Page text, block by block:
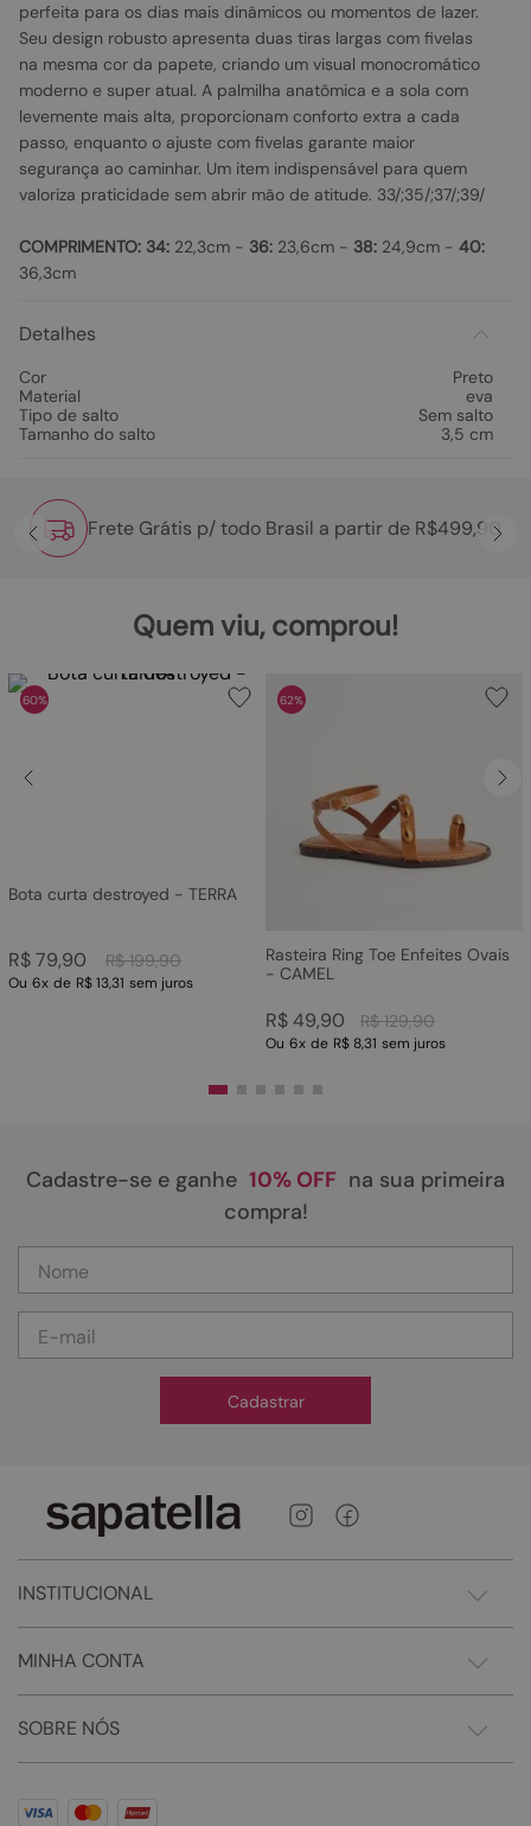
perfeita para os dias mais dinâmicos ou momentos de lazer.
Seu design robusto apresenta duas tiras largas com fivelas
na mesma cor da papete, criando um visual monocromático
moderno e super atual. A palmilha anatômica e a sola com
levemente mais alta, proporcionam conforto extra a cada
passo, enquanto o ajuste com fivelas garante maior
segurança ao caminhar. Um item indispensável para quem
valoriza praticidade sem abrir mão de atitude. 33/;35/;37/;39/
COMPRIMENTO: 34: 22,3cm - 36: 23,6cm - 38: 24,9cm - 40:
36,3cm
Detalhes
Cor
Preto
Material
eva
Tipo de salto
Sem salto
Tamanho do salto
3,5 cm
Frete Grátis p/ todo Brasil a partir de R$499,90
Quem viu, comprou!
60%
Bota curta destroyed - TERRA
R$ 199,90
R$79,90
Ou 6x de R$ 13,31 sem juros
62%
Rasteira Ring Toe Enfeites Ovais
- CAMEL
R$ 129,90
R$49,90
Ou 6x de R$ 8,31 sem juros
Cadastre-se e ganhe 10% OFF na sua primeira
compra!
Cadastrar
INSTITUCIONAL
MINHA CONTA
SOBRE NÓS